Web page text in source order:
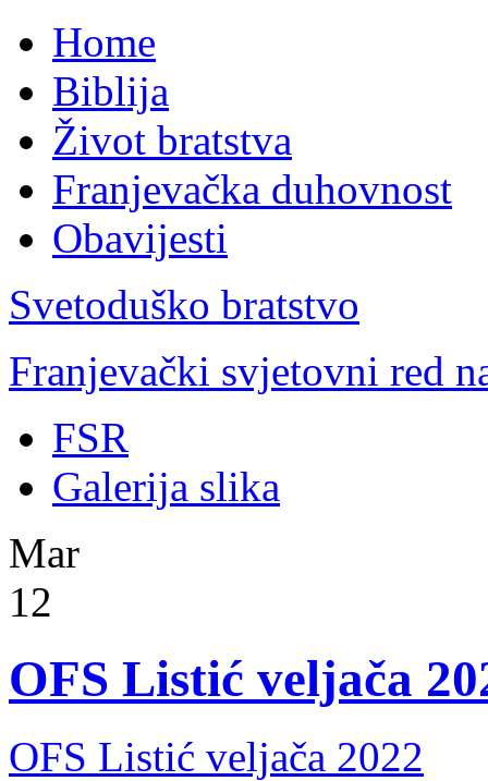
Home
Biblija
Život bratstva
Franjevačka duhovnost
Obavijesti
Svetoduško bratstvo
Franjevački svjetovni red
FSR
Galerija slika
Mar
12
OFS Listić veljača
OFS Listić veljača 2022